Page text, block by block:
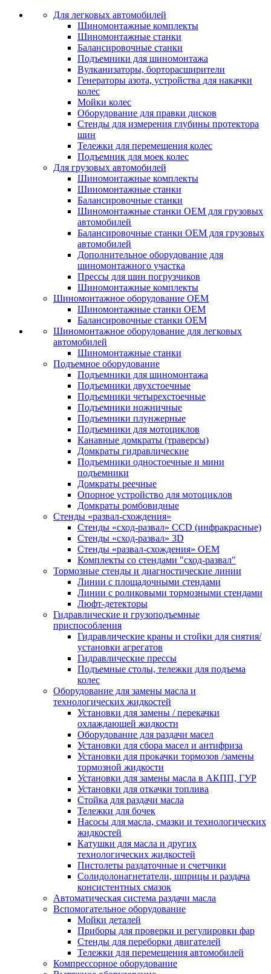
Для легковых автомобилей
Шиномонтажные комплекты
Шиномонтажные станки
Балансировочные станки
Подъемники для шиномонтажа
Вулканизаторы, борторасширители
Генераторы азота, устройства для накачки
колес
Мойки колес
Оборудование для правки дисков
Стенды для измерения глубины протектора
шин
Тележки для перемещения колес
Подъемник для моек колеc
Для грузовых автомобилей
Шиномонтажные комплекты
Шиномонтажные станки
Балансировочные станки
Шиномонтажные станки ОЕМ для грузовых
автомобилей
Балансировочные станки ОЕМ для грузовых
автомобилей
Дополнительное оборудование для
шиномонтажного участка
Прессы для шин погрузчиков
Шиномонтажные комплекты
Шиномонтажное оборудование ОЕМ
Шиномонтажные станки ОЕМ
Балансировочные станки ОЕМ
Шиномонтажное оборудование для легковых
автомобилей
Шиномонтажные станки
Подъемное оборудование
Подъемники для шиномонтажа
Подъемники двухстоечные
Подъемники четырехстоечные
Подъемники ножничные
Подъемники плунжерные
Подъемники для мотоциклов
Канавные домкраты (траверсы)
Домкраты гидравлические
Подъемники одностоечные и мини
подъемники
Домкраты реечные
Опорное устройство для мотоциклов
Домкраты ромбовидные
Стенды «развал-схождения»
Стенды «сход-развал» CCD (инфракрасные)
Стенды «сход-развал» 3D
Стенды «развал-схождения» ОЕМ
Комплекты со стендами "сход-развал"
Тормозные стенды и диагностические линии
Линии с площадочными стендами
Линии с роликовыми тормозными стендами
Люфт-детекторы
Гидравлические и грузоподъемные
приспособления
Гидравлические краны и стойки для снятия/
установки агрегатов
Гидравлические прессы
Подъемные столы, тележки для подъема
колес
Оборудование для замены масла и
технологических жидкостей
Установки для замены / перекачки
охлаждающей жидкости
Оборудование для раздачи масел
Установки для сбора масел и антифриза
Установки для прокачки тормозов /замены
тормозной жидкости
Установки для замены масла в АКПП, ГУР
Установки для откачки топлива
Стойка для раздачи масла
Тележки для бочек
Насосы для масла, смазки и технологических
жидкостей
Катушки для масла и других
технологических жидкостей
Пистолеты раздаточные и счетчики
Солидолонагнетатели, шприцы и раздача
консистентных смазок
Автоматическая система раздачи масла
Вспомогательное оборудование
Мойки деталей
Приборы для проверки и регулировки фар
Стенды для переборки двигателей
Тележки для перемещения автомобилей
Компрессорное оборудование